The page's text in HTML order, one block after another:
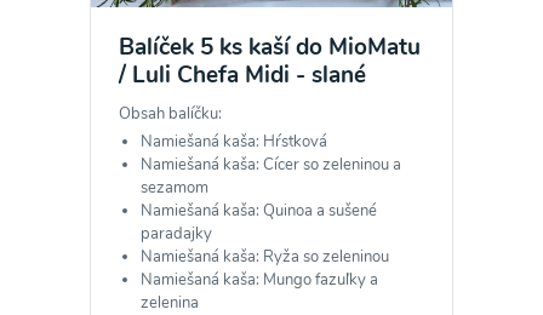
Balíček 5 ks kaší do MioMatu
/ Luli Chefa Midi - slané
Obsah balíčku:
Namiešaná kaša: Hŕstková
Namiešaná kaša: Cícer so zeleninou a
sezamom
Namiešaná kaša: Quinoa a sušené
paradajky
Namiešaná kaša: Ryža so zeleninou
Namiešaná kaša: Mungo fazuľky a
zelenina